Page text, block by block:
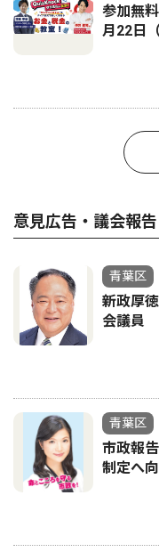
参加無
月22日
意見広告・議会報告
青葉区
新政厚
会議員
青葉区
市政報
制定へ